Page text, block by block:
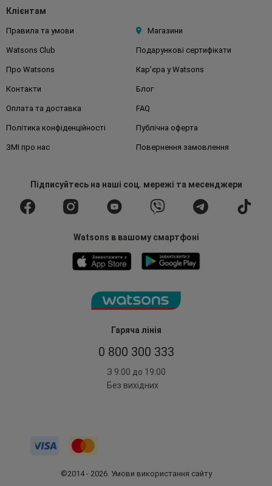
Гаряча лінія
0 800 300 333
З 9:00 до 19:00
Без вихідних
Клієнтам
Правила та умови Магазини
Watsons Club Подарункові сертифікати
Про Watsons Кар'єра у Watsons
Контакти Блог
Оплата та доставка FAQ
Політика конфіденційності Публічна оферта
ЗМІ про нас Повернення замовлення
Підписуйтесьна наші соц. мережі та месенджери
Watsons в вашому смартфоні
©2014 - 2026. Умови використання сайту